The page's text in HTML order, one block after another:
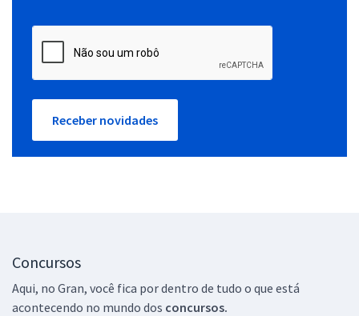
Receber novidades
Concursos
Aqui, no Gran, você fica por dentro de tudo o que está
acontecendo no mundo dos concursos.